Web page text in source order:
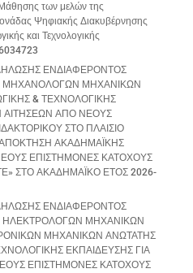
των μελών της
Ψηφιακής Διακυβέρνησης
και Τεχνολογικής
ΕΝΔΙΑΦΕΡΟΝΤΟΣ
ΜΗΧΑΝΟΛΟΓΩΝ ΜΗΧΑΝΙΚΩΝ
& ΤΕΧΝΟΛΟΓΙΚΗΣ
ΑΙΤΗΣΕΩΝ ΑΠΟ ΝΕΟΥΣ
ΣΤΟ ΠΛΑΙΣΙΟ
ΑΚΑΔΗΜΑΪΚΗΣ
ΕΠΙΣΤΗΜΟΝΕΣ ΚΑΤΟΧΟΥΣ
ΣΤΟ ΑΚΑΔΗΜΑΪΚΟ ΕΤΟΣ 2026-
ΕΝΔΙΑΦΕΡΟΝΤΟΣ
ΗΛΕΚΤΡΟΛΟΓΩΝ ΜΗΧΑΝΙΚΩΝ
ΜΗΧΑΝΙΚΩΝ ΑΝΩΤΑΤΗΣ
ΕΚΠΑΙΔΕΥΣΗΣ ΓΙΑ
ΕΠΙΣΤΗΜΟΝΕΣ ΚΑΤΟΧΟΥΣ